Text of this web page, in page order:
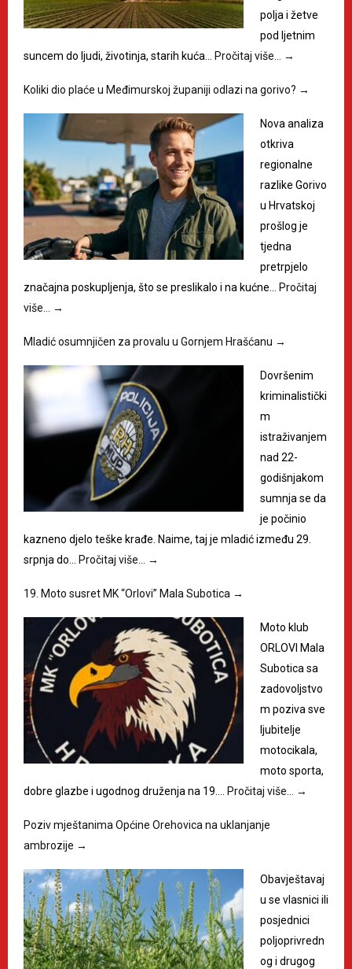
polja i žetve
pod ljetnim
suncem do ljudi, životinja, starih kuća… Pročitaj više… →
Koliki dio plaće u Međimurskoj županiji odlazi na gorivo? →
Nova analiza
otkriva
regionalne
razlike Gorivo
u Hrvatskoj
prošlog je
tjedna
pretrpjelo
značajna poskupljenja, što se preslikalo i na kućne… Pročitaj
više… →
Mladić osumnjičen za provalu u Gornjem Hrašćanu →
Dovršenim
kriminalistički
m
istraživanjem
nad 22-
godišnjakom
sumnja se da
je počinio
kazneno djelo teške krađe. Naime, taj je mladić između 29.
srpnja do… Pročitaj više… →
19. Moto susret MK “Orlovi” Mala Subotica →
Moto klub
ORLOVI Mala
Subotica sa
zadovoljstvo
m poziva sve
ljubitelje
motocikala,
moto sporta,
dobre glazbe i ugodnog druženja na 19.… Pročitaj više… →
Poziv mještanima Općine Orehovica na uklanjanje
ambrozije →
Obavještavaj
u se vlasnici ili
posjednici
poljoprivredn
og i drugog